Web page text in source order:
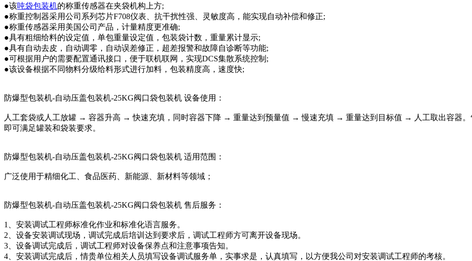
●该吨袋包装机的称重传感器在夹袋机构上方;
●称重控制器采用公司系列芯片F708仪表、抗干扰性强、灵敏度高，能实现自动补偿和修正;
●称重传感器采用美国公司产品，计量精度更准确;
●具有粗细给料的设定值，单包重量设定值，包装袋计数，重量累计显示;
●具有自动去皮，自动调零，自动误差修正，超差报警和故障自诊断等功能;
●可根据用户的需要配置通讯接口，便于联机联网，实现DCS集散系统控制;
●该设备根据不同物料分级给料形式进行加料，包装精度高，速度快;
防爆型包装机-自动压盖包装机-25KG阀口袋包装机 设备使用：
人工套袋或人工放罐 → 容器升高 → 快速充填，同时容器下降 → 重量达到预量值 → 慢速充填 → 重量达到目标值 → 人工取出容器。
即可满足罐装和袋装要求。
防爆型包装机-自动压盖包装机-25KG阀口袋包装机 适用范围：
广泛使用于精细化工、食品医药、新能源、新材料等领域；
防爆型包装机-自动压盖包装机-25KG阀口袋包装机 售后服务：
1、安装调试工程师标准化作业和标准化语言服务。
2、设备安装调试现场，调试完成后培训达到要求后，调试工程师方可离开设备现场。
3、设备调试完成后，调试工程师对设备保养点和注意事项告知。
4、安装调试完成后，情贵单位相关人员填写设备调试服务单，实事求是，认真填写，以方便我公司对安装调试工程师的考核。